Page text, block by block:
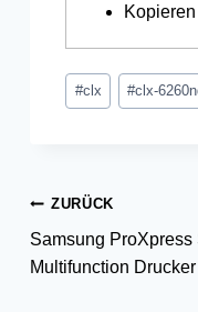
Schlagworte:
#clx #clx-
ZURÜCK
Samsung
Multifunction